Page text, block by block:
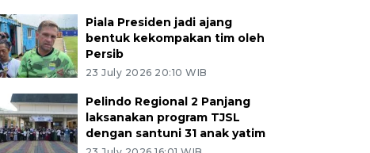
Piala Presiden jadi ajang
bentuk kekompakan tim oleh
Persib
23 July 2026 20:10 WIB
Pelindo Regional 2 Panjang
laksanakan program TJSL
dengan santuni 31 anak yatim